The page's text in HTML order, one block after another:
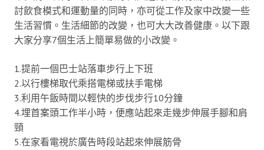
討飲食模式和運動量的同時，亦可從工作及家中改變一些
生活習慣。生活細節的改變，也可大大改善健康。以下跟
大家分享7個生活上簡單易做的小改變。
1.提前一個巴士站落車步行上下班
2.以行樓梯取代乘搭電梯或扶手電梯
3.利用午飯時間以輕快的步伐步行10分鐘
4.埋首案頭工作半小時，便應站起來走幾步伸展手腳和肩
頸
5.在家看電視於廣告時段站起來伸展筋骨